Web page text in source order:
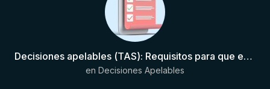
Decisiones apelables (TAS): Requisitos para que exista una decisión
en Decisiones Apelables